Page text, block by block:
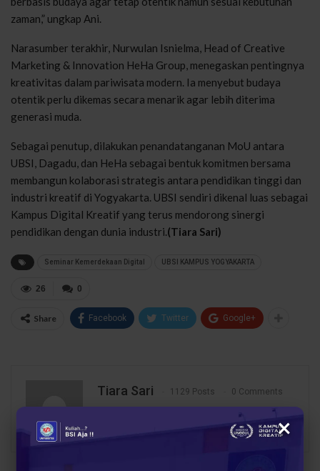
zaman,” ungkap Ani.
Narasumber terakhir, Nurwulan Isnielma, Head of Creative
Marketing & Innovation HeHa Group, menegaskan pentingnya
kreativitas dalam pariwisata modern. Ia menyebut budaya
otentik perlu dikemas secara menarik agar lebih diterima
generasi muda.
Sebagai penutup, dilakukan penandatanganan MoU antara
UBSI, Dagadu, dan HeHa sebagai bentuk komitmen bersama
membangun kolaborasi strategis antara pendidikan tinggi dan
industri kreatif di Yogyakarta. UBSI sendiri dikenal luas sebagai
Kampus Digital Kreatif yang terus mendorong sinergi
pendidikan dengan dunia industri.(Tiara Sari)
Seminar Kemerdekaan Digital UBSI KAMPUS YOGYAKARTA
0
26
Share Facebook Twitter Google+
Tiara Sari 1129 Posts 0 Comments
×